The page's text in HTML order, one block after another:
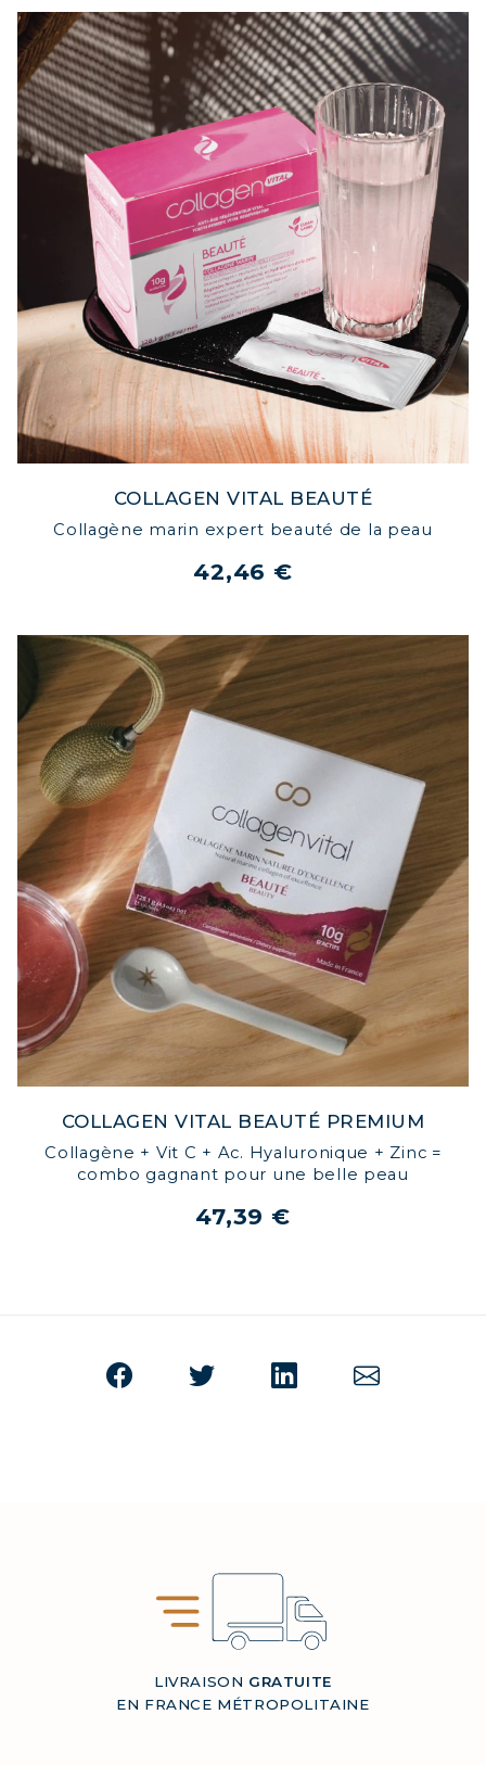
COLLAGEN VITAL BEAUTÉ
Collagène marin expert beauté de la peau
42,46 €
COLLAGEN VITAL BEAUTÉ PREMIUM
Collagène + Vit C + Ac. Hyaluronique + Zinc =
combo gagnant pour une belle peau
47,39 €
LIVRAISON GRATUITE
EN FRANCE MÉTROPOLITAINE